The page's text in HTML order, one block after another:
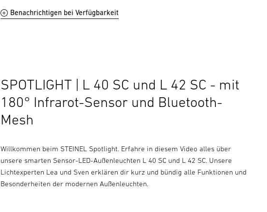
Benachrichtigen bei Verfügbarkeit
SPOTLIGHT | L 40 SC und L 42 SC - mit
180° Infrarot-Sensor und Bluetooth-
Mesh
Willkommen beim STEINEL Spotlight. Erfahre in diesem Video alles über
unsere smarten Sensor-LED-Außenleuchten L 40 SC und L 42 SC. Unsere
Lichtexperten Lea und Sven erklären dir kurz und bündig alle Funktionen und
Besonderheiten der modernen Außenleuchten.